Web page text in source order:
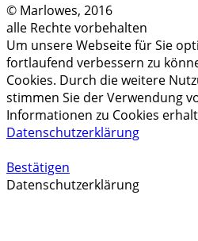
© Marlowes, 2016
alle Rechte vorbehalten
Um unsere Webseite für Sie
fortlaufend verbessern zu
Cookies. Durch die weitere
stimmen Sie der Verwendung
Informationen zu Cookies
Datenschutzerklärung
Bestätigen
Datenschutzerklärung